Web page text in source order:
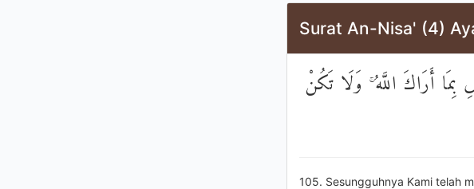
Surat An-Nisa' (4)
بِمَا أَرَاكَ اللَّهُ ۚ وَلَا تَكُنْ
105. Sesungguhnya Kami telah